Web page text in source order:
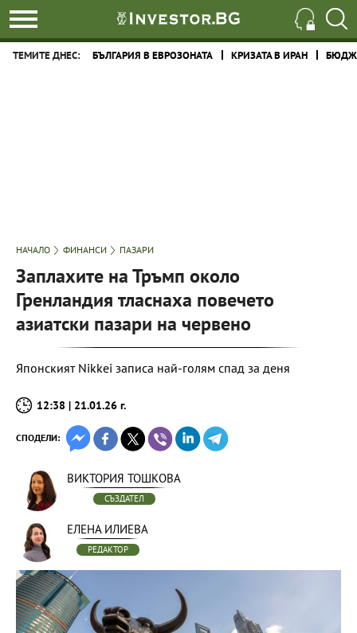
ТЕМИТЕ ДНЕС: БЪЛГАРИЯ В ЕВРОЗОНАТА КРИЗАТА В ИРАН
НАЧАЛО ФИНАНСИ ПАЗАРИ
Заплахите на Тръмп около
Гренландия тласнаха повечето
азиатски пазари на червено
Японският Nikkei записа най-голям спад за деня
12:38 | 21.01.26 г.
СПОДЕЛИ:
ВИКТОРИЯ ТОШКОВА
СЪЗДАТЕЛ
ЕЛЕНА ИЛИЕВА
РЕДАКТОР